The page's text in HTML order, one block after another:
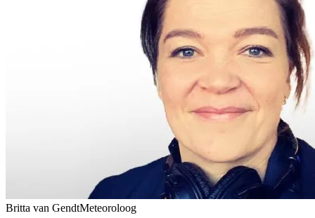
Britta van GendtMeteoroloog